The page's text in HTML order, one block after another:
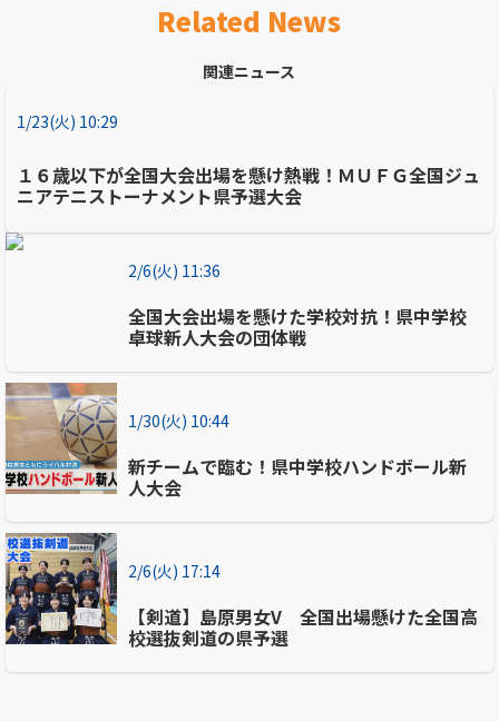
Related News
関連ニュース
1/23(火) 10:29
１６歳以下が全国大会出場を懸け熱戦！ＭＵＦＧ全国ジュ
ニアテニストーナメント県予選大会
2/6(火) 11:36
全国大会出場を懸けた学校対抗！県中学校
卓球新人大会の団体戦
1/30(火) 10:44
新チームで臨む！県中学校ハンドボール新
人大会
2/6(火) 17:14
【剣道】島原男女V 全国出場懸けた全国高
校選抜剣道の県予選